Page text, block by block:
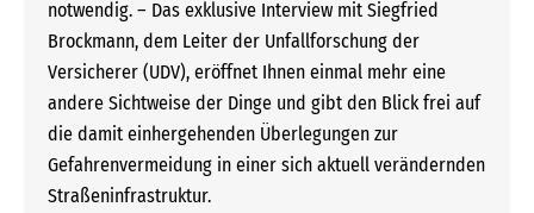
notwendig. – Das exklusive Interview mit Siegfried
Brockmann, dem Leiter der Unfallforschung der
Versicherer (UDV), eröffnet Ihnen einmal mehr eine
andere Sichtweise der Dinge und gibt den Blick frei auf
die damit einhergehenden Überlegungen zur
Gefahrenvermeidung in einer sich aktuell verändernden
Straßeninfrastruktur.